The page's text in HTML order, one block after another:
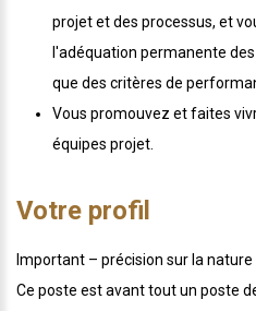
projet et des processus, et
l'adéquation permanente
que des critères de
Vous promouvez et faites
équipes projet.
Votre profil
Important – précision sur la nature
Ce poste est avant tout un poste